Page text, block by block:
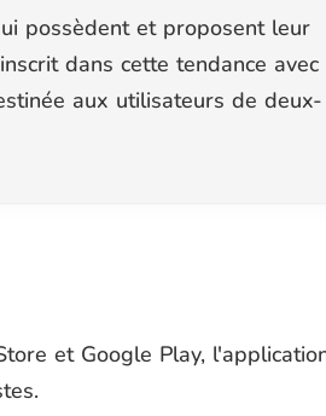
possèdent et proposent leur
dans cette tendance avec
aux utilisateurs de deux-
et Google Play,